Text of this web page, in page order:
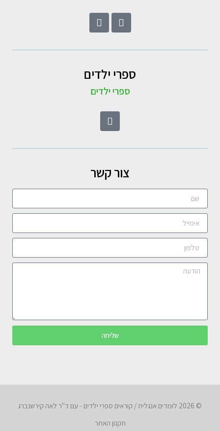
ספרי ילדים
ספרי ילדים
צור קשר
שליחה
© 2026 לומדים אנגלית / קוראים ספרי ילדים - עם ד"ר לאה קירשנברג
תקנון האתר